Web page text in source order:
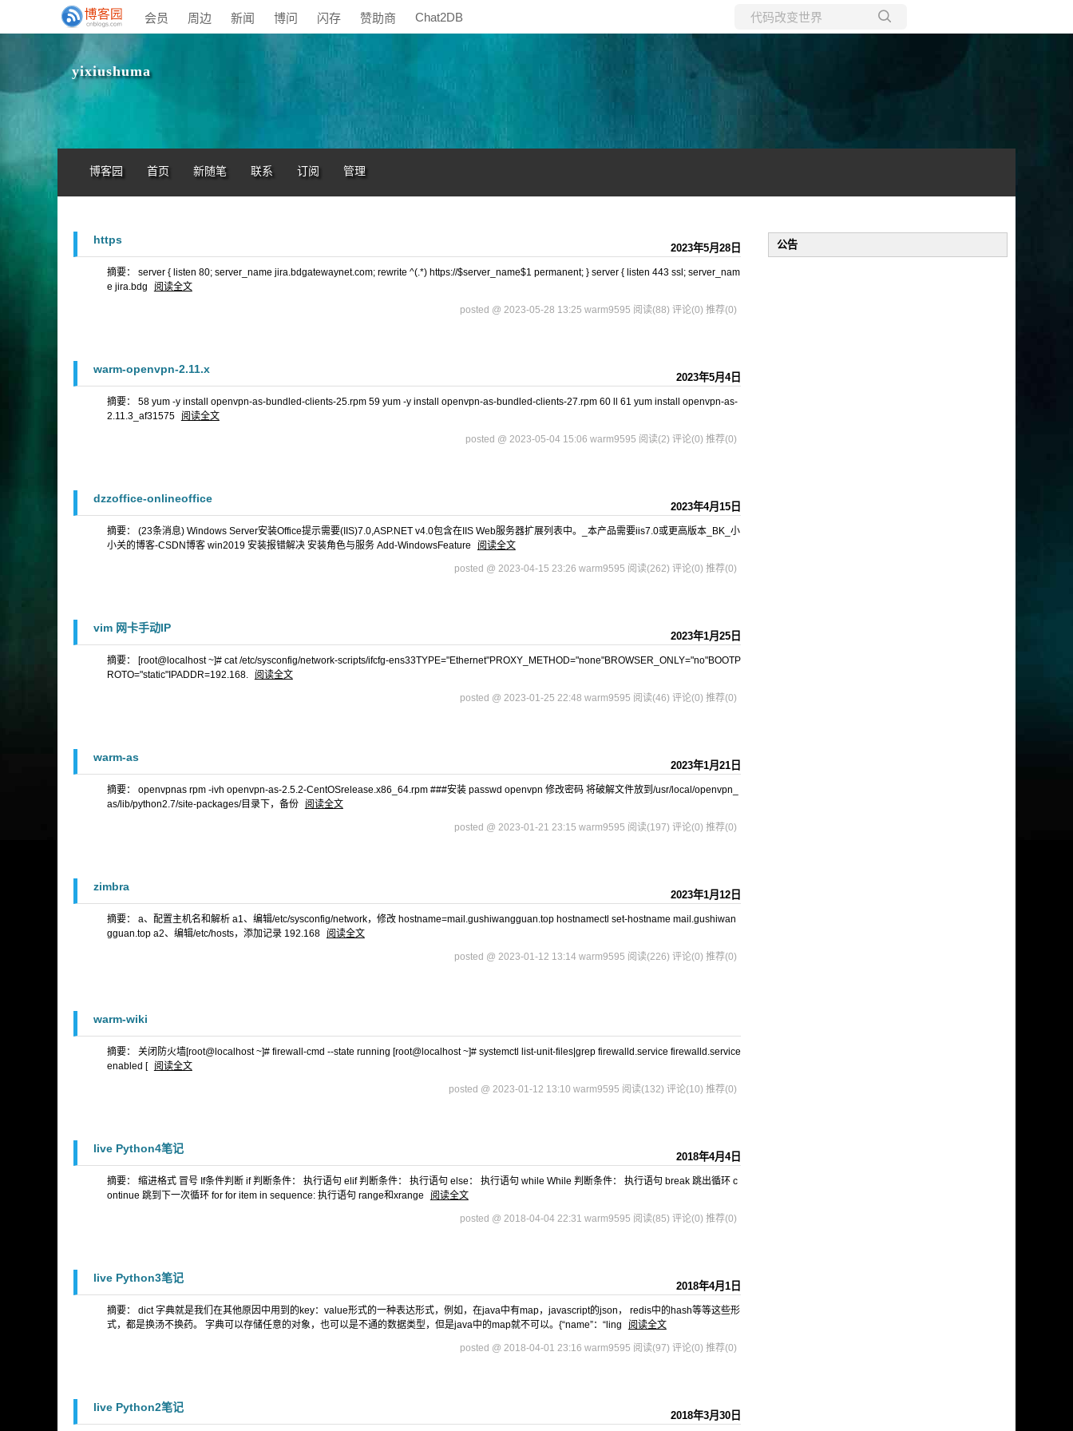
会员 周边 新闻 博问 闪存 赞助商 Chat2DB
yixiushuma
博客园 首页 新随笔 联系 订阅 管理
2023年5月28日
https
摘要： server { listen 80; server_name jira.bdgatewaynet.com; rewrite ^(.*) https://$server_name$1 permanent; } server { listen 443 ssl; server_nam
e jira.bdg
阅读全文
posted @ 2023-05-28 13:25 warm9595 阅读(88) 评论(0) 推荐(0)
2023年5月4日
warm-openvpn-2.11.x
摘要： 58 yum -y install openvpn-as-bundled-clients-25.rpm 59 yum -y install openvpn-as-bundled-clients-27.rpm 60 ll 61 yum install openvpn-as-
2.11.3_af31575
阅读全文
posted @ 2023-05-04 15:06 warm9595 阅读(2) 评论(0) 推荐(0)
2023年4月15日
dzzoffice-onlineoffice
摘要： (23条消息) Windows Server安装Office提示需要(IIS)7.0,ASP.NET v4.0包含在IIS Web服务器扩展列表中。_本产品需要iis7.0或更高版本_BK_小
小关的博客-CSDN博客 win2019 安装报错解决 安装角色与服务 Add-WindowsFeature
阅读全文
posted @ 2023-04-15 23:26 warm9595 阅读(262) 评论(0) 推荐(0)
2023年1月25日
vim 网卡手动IP
摘要： [root@localhost ~]# cat /etc/sysconfig/network-scripts/ifcfg-ens33TYPE="Ethernet"PROXY_METHOD="none"BROWSER_ONLY="no"BOOTP
ROTO="static"IPADDR=192.168.
阅读全文
posted @ 2023-01-25 22:48 warm9595 阅读(46) 评论(0) 推荐(0)
2023年1月21日
warm-as
摘要： openvpnas rpm -ivh openvpn-as-2.5.2-CentOSrelease.x86_64.rpm ###安装 passwd openvpn 修改密码 将破解文件放到/usr/local/openvpn_
as/lib/python2.7/site-packages/目录下，备份
阅读全文
posted @ 2023-01-21 23:15 warm9595 阅读(197) 评论(0) 推荐(0)
2023年1月12日
zimbra
摘要： a、配置主机名和解析 a1、编辑/etc/sysconfig/network，修改 hostname=mail.gushiwangguan.top hostnamectl set-hostname mail.gushiwan
gguan.top a2、编辑/etc/hosts，添加记录 192.168
阅读全文
posted @ 2023-01-12 13:14 warm9595 阅读(226) 评论(0) 推荐(0)
warm-wiki
摘要： 关闭防火墙[root@localhost ~]# firewall-cmd --state running [root@localhost ~]# systemctl list-unit-files|grep firewalld.service firewalld.service
enabled [ 阅读全文
posted @ 2023-01-12 13:10 warm9595 阅读(132) 评论(10) 推荐(0)
2018年4月4日
live Python4笔记
摘要： 缩进格式 冒号 If条件判断 if 判断条件： 执行语句 elif 判断条件： 执行语句 else： 执行语句 while While 判断条件： 执行语句 break 跳出循环 c
ontinue 跳到下一次循环 for for item in sequence: 执行语句 range和xrange
阅读全文
posted @ 2018-04-04 22:31 warm9595 阅读(85) 评论(0) 推荐(0)
2018年4月1日
live Python3笔记
摘要： dict 字典就是我们在其他原因中用到的key：value形式的一种表达形式，例如，在java中有map，javascript的json， redis中的hash等等这些形
式，都是换汤不换药。 字典可以存储任意的对象，也可以是不通的数据类型，但是java中的map就不可以。{“name”：“ling
阅读全文
posted @ 2018-04-01 23:16 warm9595 阅读(97) 评论(0) 推荐(0)
2018年3月30日
live Python2笔记
公告